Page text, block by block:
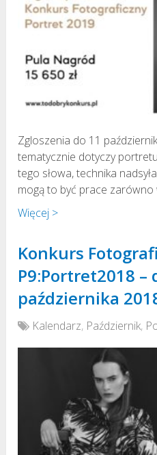
Zgloszenia do 11
tematycznie dotyczy
tego słowa, technika
mogą to być prace
Więcej >
Konkurs
P9:Portret2018 –
października
Kalendarz, Październik,